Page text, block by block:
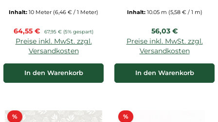
Inhalt: 10 Meter (6,46 € / 1 Meter)
Verkaufspreis:
64,55 € Regulärer Preis:
67,95 € (5% gespart)
Preise inkl. MwSt. zzgl.
Versandkosten
In den Warenkorb
Inhalt: 10.05 m (5,58 € / 1 m)
Regulärer Preis:
56,03 €
Preise inkl. MwSt. zzgl.
Versandkosten
In den Warenkorb
%Rabatt %Rabatt